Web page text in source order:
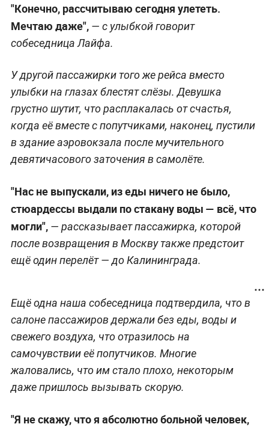
"Конечно, рассчитываю сегодня улететь.
Мечтаю даже",— с улыбкой говорит
собеседница Лайфа.
У другой пассажирки того же рейса вместо
улыбки на глазах блестят слёзы. Девушка
грустно шутит, что расплакалась от счастья,
когда её вместе с попутчиками, наконец, пустили
в здание аэровокзала после мучительного
девятичасового заточения в самолёте.
"Нас не выпускали, из еды ничего не было,
стюардессы выдали по стакану воды — всё, что
могли", — рассказывает пассажирка, которой
после возвращения в Москву также предстоит
ещё один перелёт — до Калининграда.
Ещё одна наша собеседница подтвердила, что в
салоне пассажиров держали без еды, воды и
свежего воздуха, что отразилось на
самочувствии её попутчиков. Многие
жаловались, что им стало плохо, некоторым
даже пришлось вызывать скорую.
"Я не скажу, что я абсолютно больной человек,